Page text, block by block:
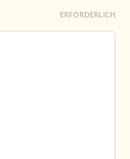
ERFORDERLICH